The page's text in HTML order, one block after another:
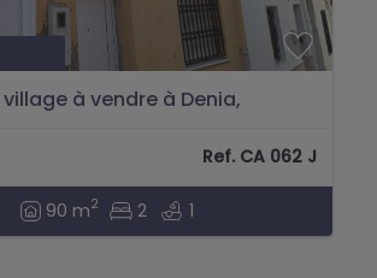
à vendre à Denia,
Ref. CA 062 J
90 m2 2 1